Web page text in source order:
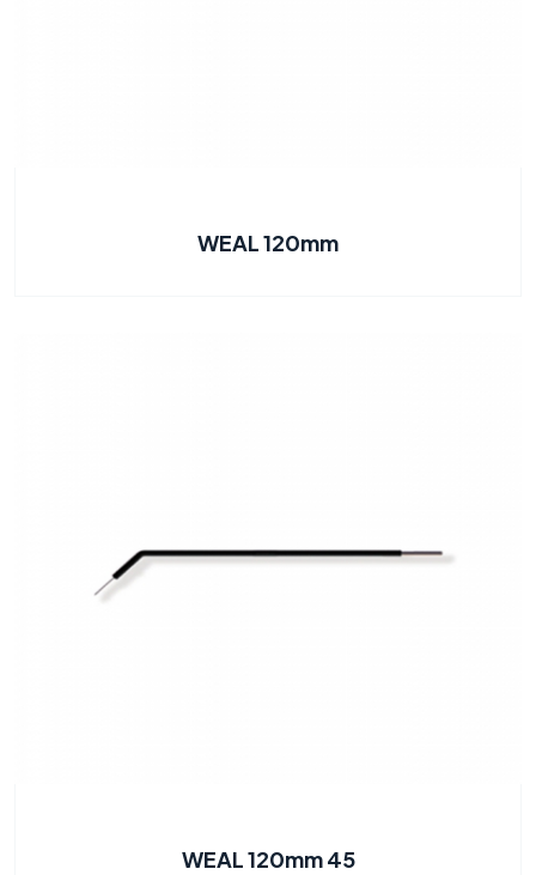
WEAL 120mm
WEAL 120mm 45